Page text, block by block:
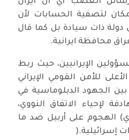
لتصفية الحسابات لأن
دولة ذات سيادة بل كما قال
محافظة ايرانية.
الإيرانيين، حيث ربط
للأمن القومي الإيراني
الجهود الدبلوماسية في
لإحياء الاتفاق النووي،
الهجوم على أربيل ضد ما
إسرائيلية.(